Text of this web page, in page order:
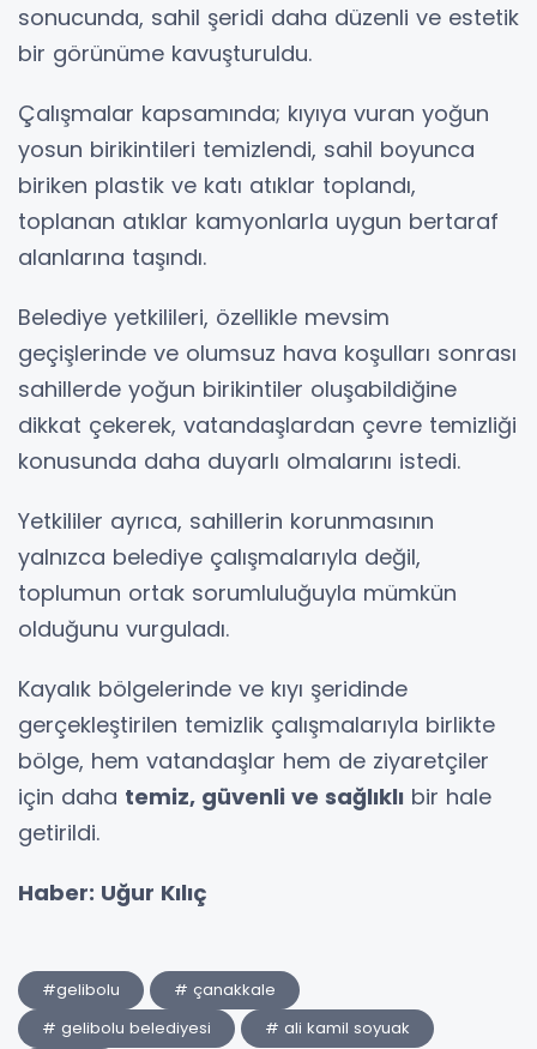
sonucunda, sahil şeridi daha düzenli ve estetik
bir görünüme kavuşturuldu.
Çalışmalar kapsamında; kıyıya vuran yoğun
yosun birikintileri temizlendi, sahil boyunca
biriken plastik ve katı atıklar toplandı,
toplanan atıklar kamyonlarla uygun bertaraf
alanlarına taşındı.
Belediye yetkilileri, özellikle mevsim
geçişlerinde ve olumsuz hava koşulları sonrası
sahillerde yoğun birikintiler oluşabildiğine
dikkat çekerek, vatandaşlardan çevre temizliği
konusunda daha duyarlı olmalarını istedi.
Yetkililer ayrıca, sahillerin korunmasının
yalnızca belediye çalışmalarıyla değil,
toplumun ortak sorumluluğuyla mümkün
olduğunu vurguladı.
Kayalık bölgelerinde ve kıyı şeridinde
gerçekleştirilen temizlik çalışmalarıyla birlikte
bölge, hem vatandaşlar hem de ziyaretçiler
için daha temiz, güvenli ve sağlıklı bir hale
getirildi.
Haber: Uğur Kılıç
#gelibolu
# çanakkale
# gelibolu belediyesi
# ali kamil soyuak